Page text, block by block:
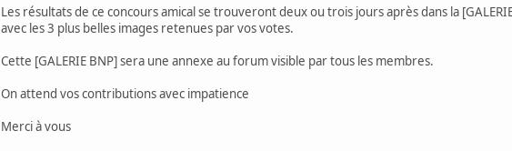
Les résultats de ce concours amical se trouveront deux ou trois jours après dans la
avec les 3 plus belles images retenues par vos votes.
Cette [GALERIE BNP] sera une annexe au forum visible par tous les membres.
On attend vos contributions avec impatience
Merci à vous